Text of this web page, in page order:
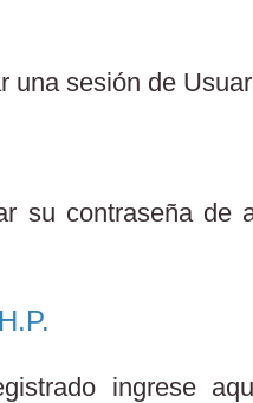
una sesión de
su contraseña de
ingrese